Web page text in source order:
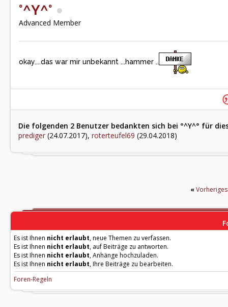
°^Y^° okay....das war mir unbekannt...
Mareen
Poor Alex...sie ist nicht ein...
LM82 Alexandra ist ein heißer Feger
°^Y^°
Advanced Member
okay....das war mir unbekannt ...hammer ..
Die folgenden 2 Benutzer bedankten sich bei °^Y^° für
prediger (24.07.2017), roterteufel69 (29.04.2018)
«
Es ist Ihnen nicht erlaubt, neue Themen zu verfassen.
Es ist Ihnen nicht erlaubt, auf Beiträge zu antworten.
Es ist Ihnen nicht erlaubt, Anhänge hochzuladen.
Es ist Ihnen nicht erlaubt, Ihre Beiträge zu bearbeiten.
Foren-Regeln